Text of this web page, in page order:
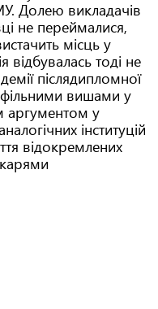
Долею викладачів
не переймалися,
місць у
відбувалась тоді не
післядипломної
вишами у
аргументом у
інституцій
відокремлених